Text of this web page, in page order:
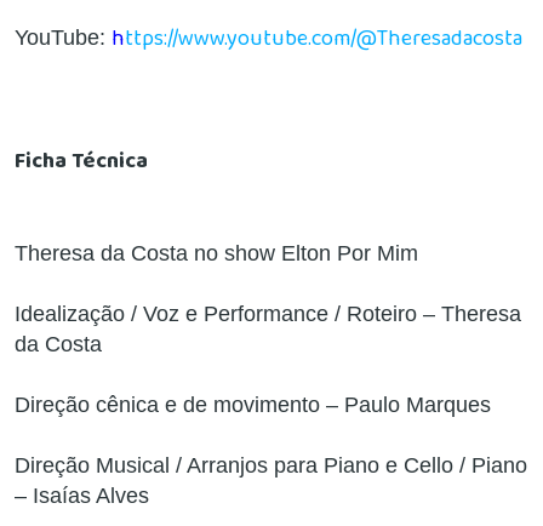
YouTube: https://www.youtube.com/@Theresadacosta
Ficha Técnica
Theresa da Costa no show Elton Por Mim
Idealização / Voz e Performance / Roteiro – Theresa
da Costa
Direção cênica e de movimento – Paulo Marques
Direção Musical / Arranjos para Piano e Cello / Piano
– Isaías Alves